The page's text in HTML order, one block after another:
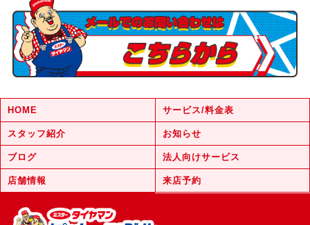
HOME サービス/料金表
スタッフ紹介 お知らせ
ブログ 法人向けサービス
店舗情報 来店予約